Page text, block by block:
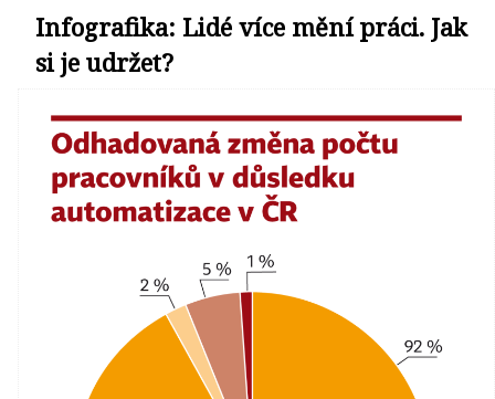
Infografika: Lidé více mění práci. Jak
si je udržet?